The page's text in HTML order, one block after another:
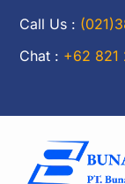
Call Us :
Chat : +62 821